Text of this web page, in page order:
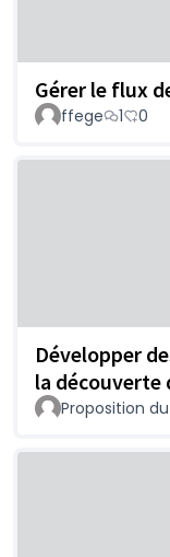
Gérer le flux
ffege 1 0
Développer
la
Proposition